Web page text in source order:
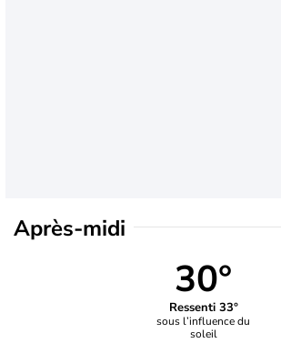
Après-midi
30°
Ressenti 33°
sous l’influence du
soleil